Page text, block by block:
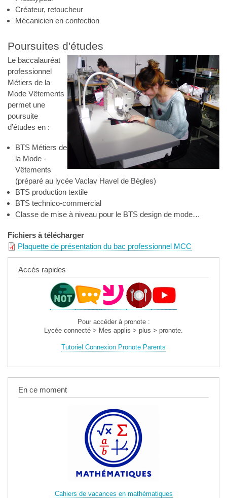
Créateur, retoucheur
Mécanicien en confection
Poursuites d'études
Le baccalauréat
professionnel
Métiers de la
Mode Vêtements
permet une
poursuite
d’études en :
BTS Métiers de
la Mode -
Vêtements
(préparé au lycée Vaclav Havel de Bègles)
BTS production textile
BTS technico-commercial
Classe de mise à niveau pour le BTS design de mode…
Fichiers à télécharger
Plaquette de présentation du bac professionnel MCC
Accès rapides
Pour accéder à pronote :
Lycée connecté > Mes applis > plus > pronote.
Tutoriel Connexion Pronote Parents
En ce moment
Cahiers de vacances en mathématiques